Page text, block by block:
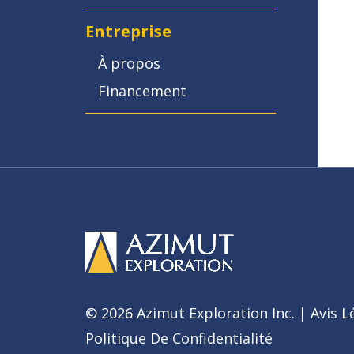
Entreprise
À propos
Financement
© 2026 Azimut Exploration Inc. | Avis
Politique De Confidentialité